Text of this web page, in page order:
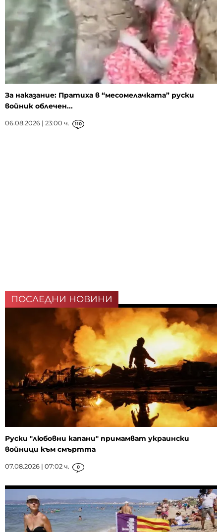
За наказание: Пратиха в “месомелачката” руски
войник облечен...
06.08.2026 | 23:00 ч. 110
ПОСЛЕДНИ НОВИНИ
Руски "любовни капани" примамват украински
войници към смъртта
07.08.2026 | 07:02 ч. 0